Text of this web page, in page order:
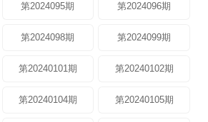
第2024095期 第2024096期
第2024098期 第2024099期
第20240101期 第20240102期
第20240104期 第20240105期